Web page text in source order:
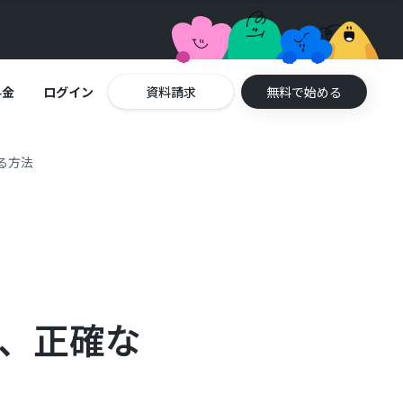
ログイン 資料請求 無料で始める
方法
正確な